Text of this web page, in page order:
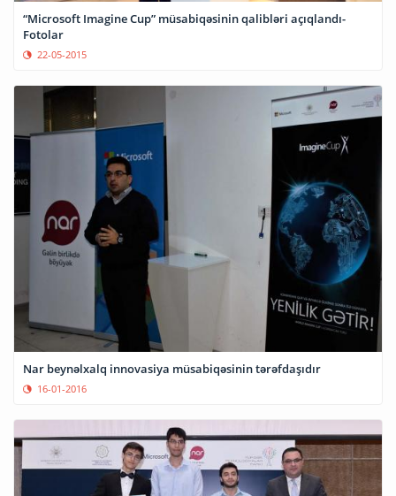
“Microsoft Imagine Cup” müsabiqəsinin qalibləri açıqlandı-
Fotolar
22-05-2015
Nar beynəlxalq innovasiya müsabiqəsinin tərəfdaşıdır
16-01-2016